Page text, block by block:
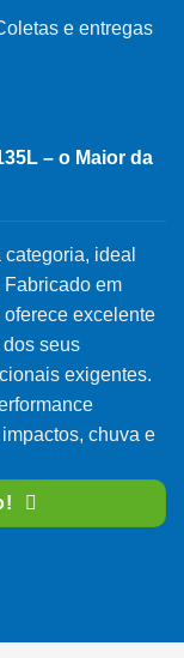
– o Maior da
ideal
Fabricado em
excelente
seus
exigentes.
chuva e